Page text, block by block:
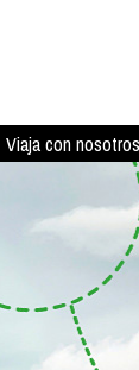
Viaja con nosotros